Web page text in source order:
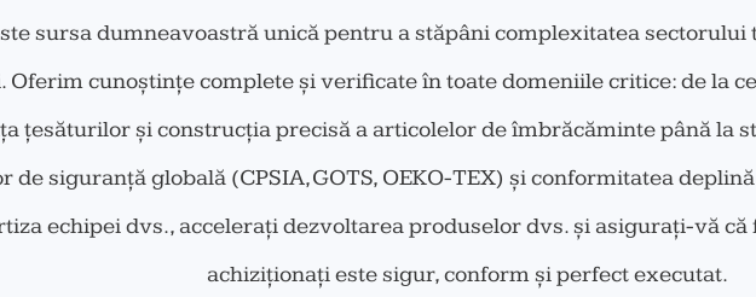
sursa dumneavoastră unică pentru a stăpâni complexitatea
Oferim cunoștințe complete și verificate în toate domeniile critice: de la
țesăturilor și construcția precisă a articolelor de îmbrăcăminte până la
de siguranță globală (CPSIA, GOTS, OEKO-TEX) și conformitatea
echipei dvs., accelerați dezvoltarea produselor dvs. și asigurați-vă că
achiziționați este sigur, conform și perfect executat.